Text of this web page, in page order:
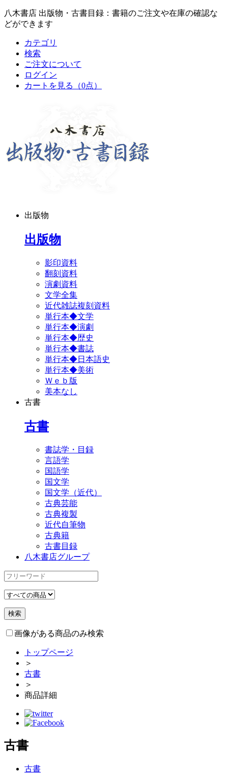
八木書店 出版物・古書目録：書籍のご注文や在庫の確認な
どができます
カテゴリ
検索
ご注文について
ログイン
カートを見る
（0点）
出版物
出版物
影印資料
翻刻資料
演劇資料
文学全集
近代雑誌複刻資料
単行本◆文学
単行本◆演劇
単行本◆歴史
単行本◆書誌
単行本◆日本語史
単行本◆美術
Ｗｅｂ版
美本なし
古書
古書
書誌学・目録
言語学
国語学
国文学
国文学（近代）
古典芸能
古典複製
近代自筆物
古典籍
古書目録
八木書店グループ
画像がある商品のみ検索
トップページ
＞
古書
＞
商品詳細
古書
古書